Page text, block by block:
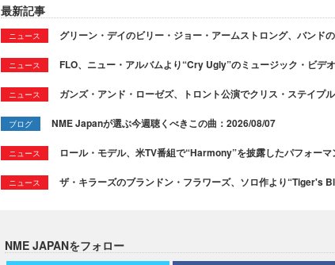
最新記事
ニュース グリーン・デイのビリー・ジョー・アームストロング、バンド
ニュース FLO、ニュー・アルバムより“Cry Ugly”のミュージック・ビデ
ニュース ガンズ・アンド・ローゼズ、トロント公演でクリス・ステイプ
ブログ NME Japanが選ぶ今週聴くべきこの曲：2026/08/07
ニュース ロール・モデル、米TV番組で“Harmony”を披露したパフォー
ニュース ザ・キラーズのブランドン・フラワーズ、ソロ作より“Tiger's
NME JAPANをフォロー